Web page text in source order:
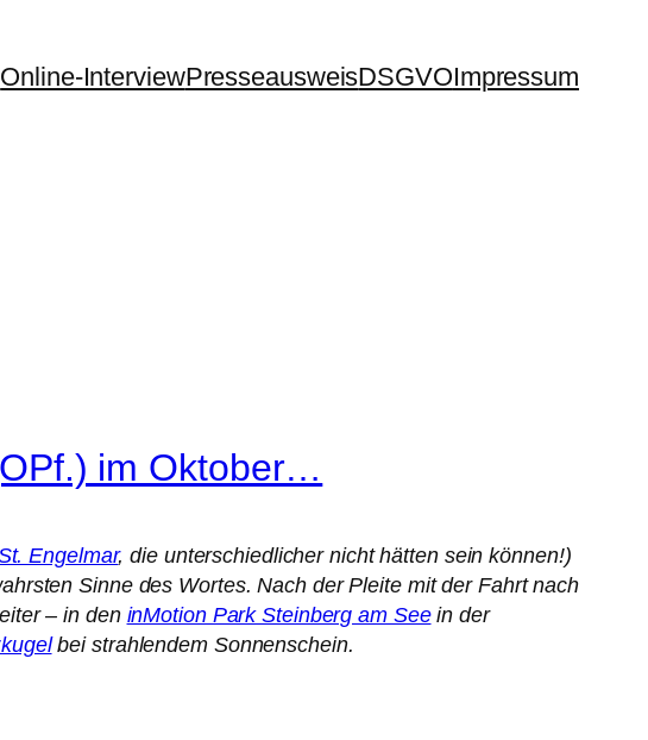
Online-InterviewPresseausweisDSGVOImpressum
im Oktober…
Engelmar, die unterschiedlicher nicht hätten sein können!)
Sinne des Wortes. Nach der Pleite mit der Fahrt nach
– in den inMotion Park Steinberg am Seein der
bei strahlendem Sonnenschein.